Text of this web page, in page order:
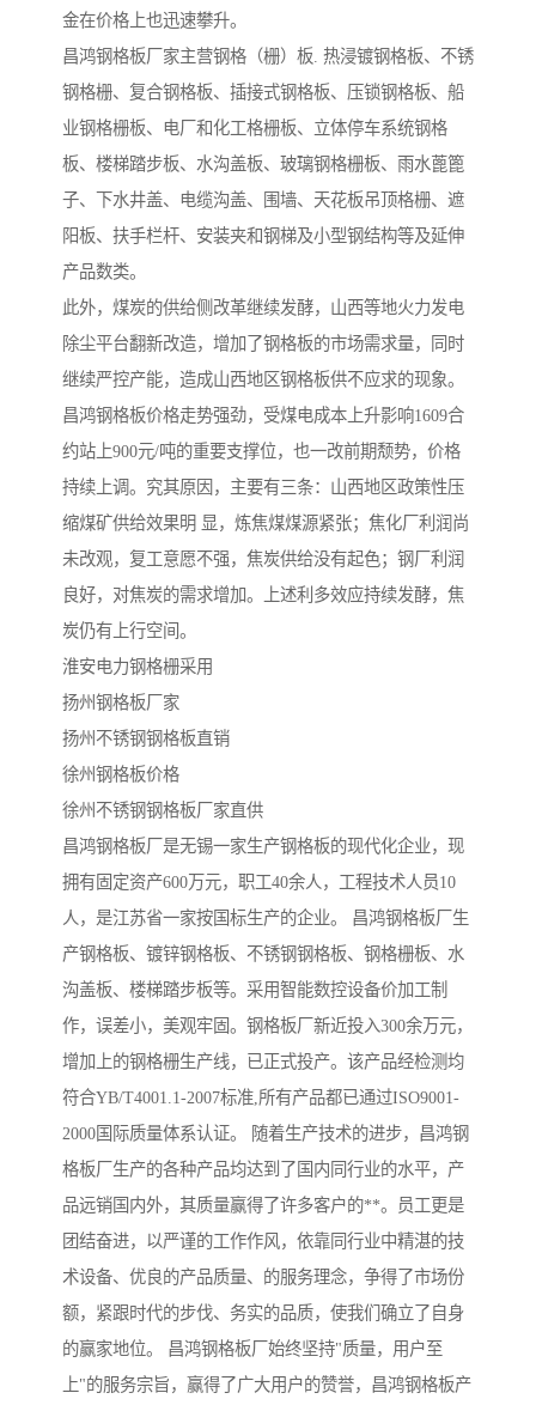
金在价格上也迅速攀升。
昌鸿钢格板厂家主营钢格（栅）板. 热浸镀钢格板、不锈
钢格栅、复合钢格板、插接式钢格板、压锁钢格板、船
业钢格栅板、电厂和化工格栅板、立体停车系统钢格
板、楼梯踏步板、水沟盖板、玻璃钢格栅板、雨水蓖篦
子、下水井盖、电缆沟盖、围墙、天花板吊顶格栅、遮
阳板、扶手栏杆、安装夹和钢梯及小型钢结构等及延伸
产品数类。
此外，煤炭的供给侧改革继续发酵，山西等地火力发电
除尘平台翻新改造，增加了钢格板的市场需求量，同时
继续严控产能，造成山西地区钢格板供不应求的现象。
昌鸿钢格板价格走势强劲，受煤电成本上升影响1609合
约站上900元/吨的重要支撑位，也一改前期颓势，价格
持续上调。究其原因，主要有三条：山西地区政策性压
缩煤矿供给效果明 显，炼焦煤煤源紧张；焦化厂利润尚
未改观，复工意愿不强，焦炭供给没有起色；钢厂利润
良好，对焦炭的需求增加。上述利多效应持续发酵，焦
炭仍有上行空间。
淮安电力钢格栅采用
扬州钢格板厂家
扬州不锈钢钢格板直销
徐州钢格板价格
徐州不锈钢钢格板厂家直供
昌鸿钢格板厂是无锡一家生产钢格板的现代化企业，现
拥有固定资产600万元，职工40余人，工程技术人员10
人，是江苏省一家按国标生产的企业。 昌鸿钢格板厂生
产钢格板、镀锌钢格板、不锈钢钢格板、钢格栅板、水
沟盖板、楼梯踏步板等。采用智能数控设备价加工制
作，误差小，美观牢固。钢格板厂新近投入300余万元，
增加上的钢格栅生产线，已正式投产。该产品经检测均
符合YB/T4001.1-2007标准,所有产品都已通过ISO9001-
2000国际质量体系认证。 随着生产技术的进步，昌鸿钢
格板厂生产的各种产品均达到了国内同行业的水平，产
品远销国内外，其质量赢得了许多客户的**。员工更是
团结奋进，以严谨的工作作风，依靠同行业中精湛的技
术设备、优良的产品质量、的服务理念，争得了市场份
额，紧跟时代的步伐、务实的品质，使我们确立了自身
的赢家地位。 昌鸿钢格板厂始终坚持"质量，用户至
上"的服务宗旨，赢得了广大用户的赞誉，昌鸿钢格板产